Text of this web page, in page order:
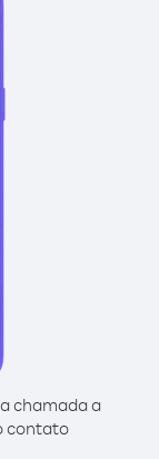
chamada a
contato